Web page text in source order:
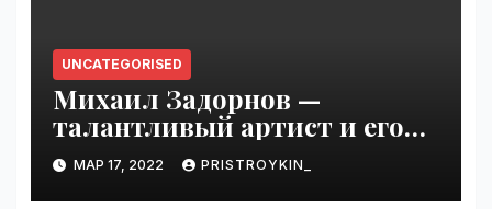
UNCATEGORISED
Михаил Задорнов —
талантливый артист и его
увлекательная биография —
выдающиеся достижения,
МАР 17, 2022 PRISTROYKIN_